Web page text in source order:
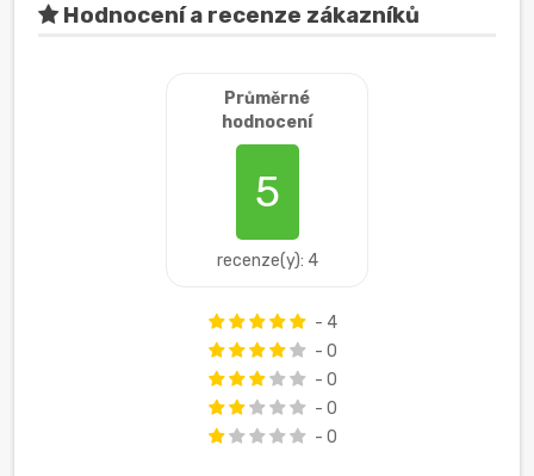
Hodnocení a recenze zákazníků
Průměrné
hodnocení
5
recenze(y): 4
- 4
- 0
- 0
- 0
- 0